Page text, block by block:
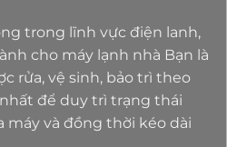
trong lĩnh vực điện lanh,
cho máy lạnh nhà Bạn là
rửa, vệ sinh, bảo trì theo
để duy trì trạng thái
và đồng thời kéo dài